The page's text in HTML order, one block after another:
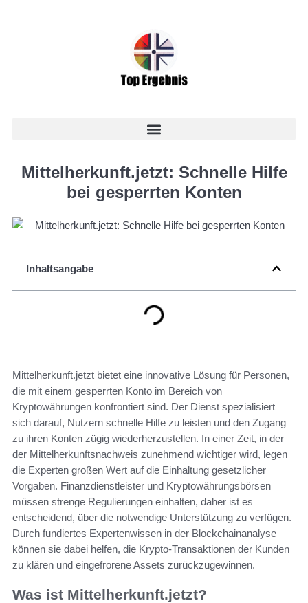
Mittelherkunft.jetzt: Schnelle Hilfe
bei gesperrten Konten
Inhaltsangabe
Mittelherkunft.jetzt bietet eine innovative Lösung für Personen,
die mit einem gesperrten Konto im Bereich von
Kryptowährungen konfrontiert sind. Der Dienst spezialisiert
sich darauf, Nutzern schnelle Hilfe zu leisten und den Zugang
zu ihren Konten zügig wiederherzustellen. In einer Zeit, in der
der Mittelherkunftsnachweis zunehmend wichtiger wird, legen
die Experten großen Wert auf die Einhaltung gesetzlicher
Vorgaben. Finanzdienstleister und Kryptowährungsbörsen
müssen strenge Regulierungen einhalten, daher ist es
entscheidend, über die notwendige Unterstützung zu verfügen.
Durch fundiertes Expertenwissen in der Blockchainanalyse
können sie dabei helfen, die Krypto-Transaktionen der Kunden
zu klären und eingefrorene Assets zurückzugewinnen.
Was ist Mittelherkunft.jetzt?